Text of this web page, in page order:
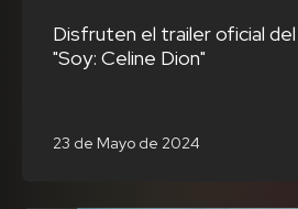
Disfruten el trailer oficial
"Soy: Celine Dion"
23 de Mayo de 2024